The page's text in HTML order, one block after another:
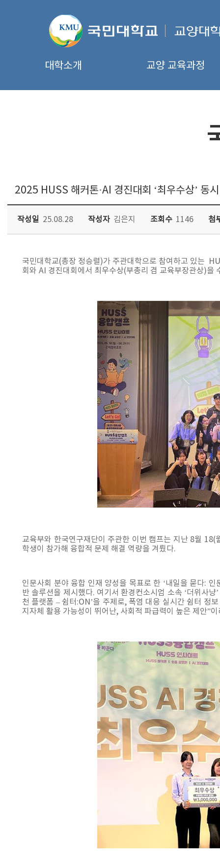
대학소개 교양 교육과정
2025 HUSS 해커톤·AI 경진대회 ‘최우수상’ 동
작성일 25.08.28 작성자 김은지 조회수 1146 첨
국민대학교(총장 정승렬)가 주관대학으로 참여하고 있는
회와 AI 경진대회에서 최우수상(부총리 겸 교육부장관상)을
교육부와 한국연구재단이 주관한 이번 캠프는 지난 8월
학생이 참가해 융합적 문제 해결 역량을 겨뤘다.
인문사회 분야 융합 인재 양성을 목표로 한 ‘내일을 묻다:
반 솔루션을 제시했다. 여기서 환경컨소시엄 소속 ‘더위사
천 플랫폼 – 쉼터:ON’을 주제로, 폭염 대응 실시간 쉼터 정
지자체 활용 가능성이 뛰어난, 사회적 파급력이 높은 제안”